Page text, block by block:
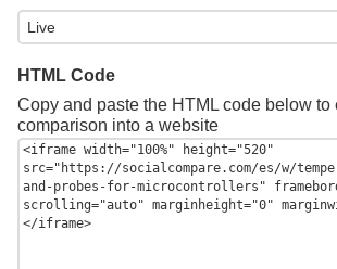
HTML Code
Copy and paste the HTML code below to
comparison into a website